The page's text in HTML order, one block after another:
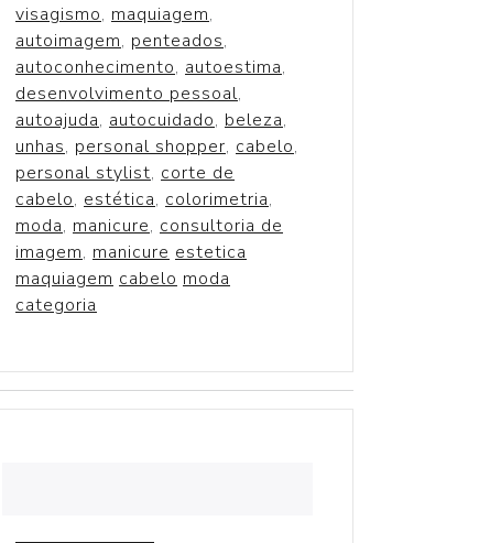
visagismo, maquiagem,
autoimagem, penteados,
autoconhecimento, autoestima,
desenvolvimento pessoal,
autoajuda, autocuidado, beleza,
unhas, personal shopper, cabelo,
personal stylist, corte de
cabelo, estética, colorimetria,
moda, manicure, consultoria de
imagem, manicure estetica
maquiagem cabelo moda
categoria